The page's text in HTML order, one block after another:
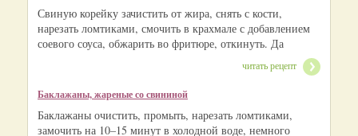
Свиную корейку зачистить от жира, снять с кости,
нарезать ломтиками, смочить в крахмале с добавлением
соевого соуса, обжарить во фритюре, откинуть. Да
читать рецепт
Баклажаны, жареные со свининой
Баклажаны очистить, промыть, нарезать ломтиками,
замочить на 10–15 минут в холодной воде, немного